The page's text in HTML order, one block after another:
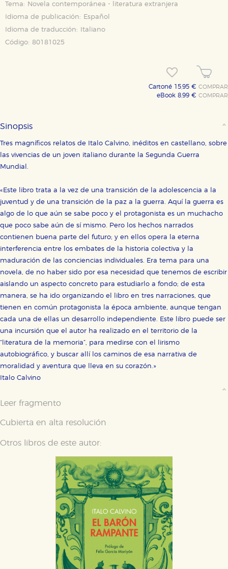
Tema:
Novela contemporánea - literatura extranjera
Idioma de publicación:
Español
Idioma de traducción:
Italiano
Código: 80181025
Cartoné 15,95 € COMPRAR
eBook 8,99 € COMPRAR
Sinopsis
Tres magníficos relatos de Italo Calvino, inéditos en castellano, sobre
las vivencias de un joven italiano durante la Segunda Guerra
Mundial.
«Este libro trata a la vez de una transición de la adolescencia a la
juventud y de una transición de la paz a la guerra. Aquí la guerra es
algo de lo que aún se sabe poco y el protagonista es un muchacho
que poco sabe aún de sí mismo. Pero los hechos narrados
contienen buena parte del futuro; y en ellos opera la eterna
interferencia entre los embates de la historia colectiva y la
maduración de las conciencias individuales. Era tema para una
novela, de no haber sido por esa necesidad que tenemos de escribir
aislando un aspecto concreto para estudiarlo a fondo; de esta
manera, se ha ido organizando el libro en tres narraciones, que
tienen en común protagonista la época ambiente, aunque tengan
cada una de ellas un desarrollo independiente. Este libro puede ser
una incursión que el autor ha realizado en el territorio de la
“literatura de la memoria”, para medirse con el lirismo
autobiográfico, y buscar allí los caminos de esa narrativa de
moralidad y aventura que lleva en su corazón.»
Italo Calvino
Leer fragmento
Cubierta en alta resolución
Otros libros de este autor: